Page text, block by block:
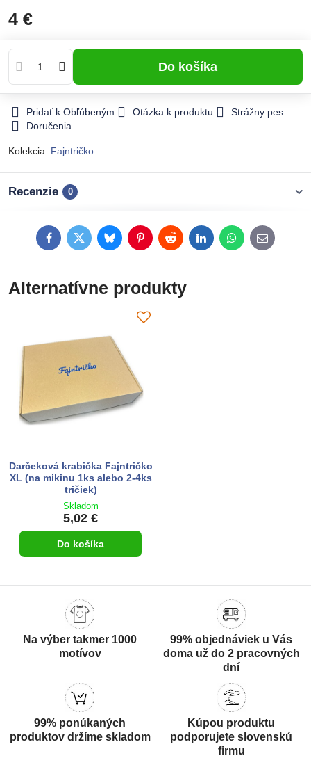
4 €
Do košíka
Pridať k Obľúbeným Otázka k produktu
Strážny pes
Doručenia
Kolekcia: Fajntričko
Recenzie 0
FacebookTwitterBlueskyPinterestRedditLinkedInWhatsApp
E-
mail
Alternatívne produkty
Darčeková krabička Fajntričko
XL (na mikinu 1ks alebo 2-4ks
tričiek)
Skladom
5,02 €
Do košíka
Na výber takmer 1000
motívov
99% objednáviek u Vás
doma už do 2 pracovných
dní
99% ponúkaných
produktov držíme skladom
Kúpou produktu
podporujete slovenskú
firmu